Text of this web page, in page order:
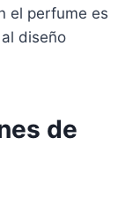
el perfume es
diseño
de